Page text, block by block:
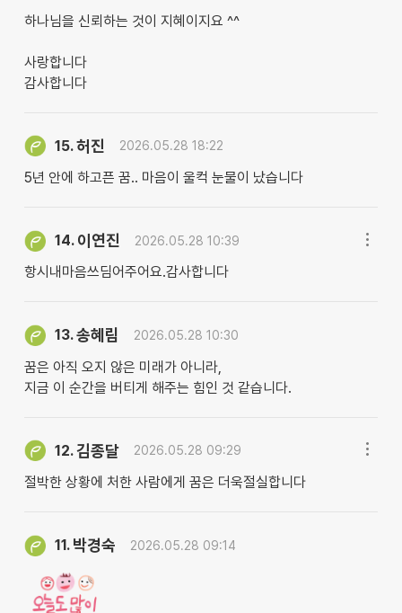
하나님을 신뢰하는 것이 지혜이지요 ^^
사랑합니다
감사합니다
15.허진 2026.05.28 18:22
5년 안에 하고픈 꿈.. 마음이 울컥 눈물이 났습니다
14. 이연진 2026.05.28 10:39
항시내마음쓰딤어주어요.감사합니다
13.송혜림 2026.05.28 10:30
꿈은 아직 오지 않은 미래가 아니라,
지금 이 순간을 버티게 해주는 힘인 것 같습니다.
12.김종달 2026.05.28 09:29
절박한 상황에 처한 사람에게 꿈은 더욱절실합니다
11. 박경숙 2026.05.28 09:14